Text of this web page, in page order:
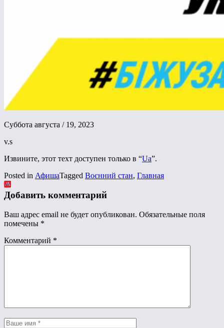
Суббота августа / 19, 2023
v.s
Извините, этот техт доступен только в “Ua”.
Posted in АфишаTagged Воєнний стан, Главная
Добавить комментарий
Ваш адрес email не будет опубликован. Обязательные поля
помечены *
Комментарий *